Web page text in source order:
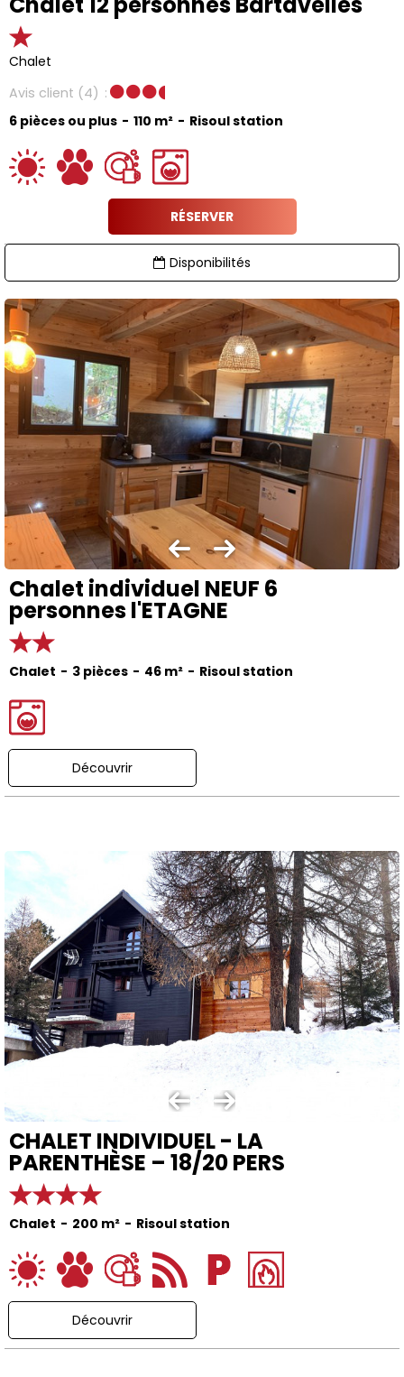
Chalet
Avis client (4)
6 pièces ou plus
110 m² Risoul station
RÉSERVER
Disponibilités
Chalet individuel NEUF 6
personnes l'ETAGNE
Chalet 3 pièces 46 m² Risoul station
Découvrir
CHALET INDIVIDUEL - LA
PARENTHÈSE – 18/20 PERS
Chalet 200 m² Risoul station
Découvrir